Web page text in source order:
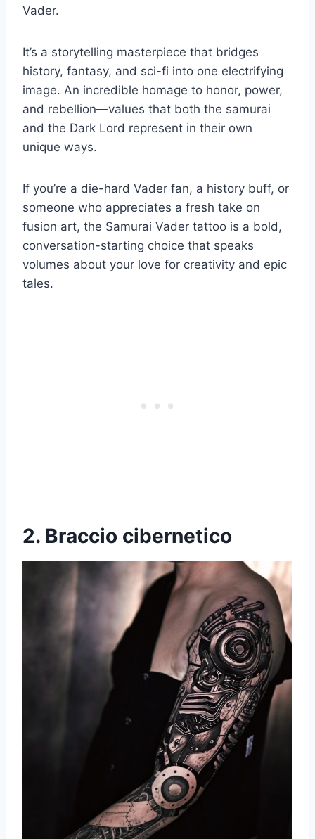
Vader.
It’s a storytelling masterpiece that bridges
history, fantasy, and sci-fi into one electrifying
image. An incredible homage to honor, power,
and rebellion—values that both the samurai
and the Dark Lord represent in their own
unique ways.
If you’re a die-hard Vader fan, a history buff, or
someone who appreciates a fresh take on
fusion art, the Samurai Vader tattoo is a bold,
conversation-starting choice that speaks
volumes about your love for creativity and epic
tales.
2. Braccio cibernetico